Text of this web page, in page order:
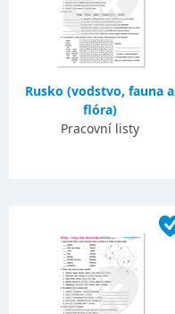
Rusko (vodstvo, fauna a
flóra)
Pracovní listy